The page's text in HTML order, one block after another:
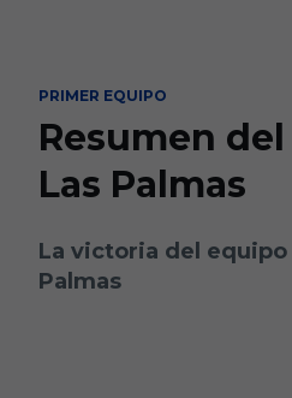
PRIMER EQUIPO
Resumen
Las Palmas
La victoria del equipo
Palmas